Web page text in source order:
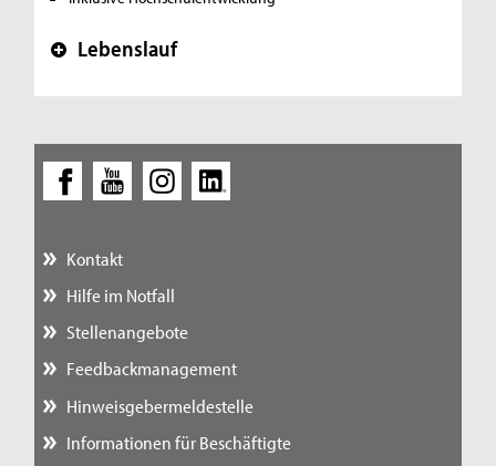
+ Lebenslauf
Kontakt
Hilfe im Notfall
Stellenangebote
Feedbackmanagement
Hinweisgebermeldestelle
Informationen für Beschäftigte